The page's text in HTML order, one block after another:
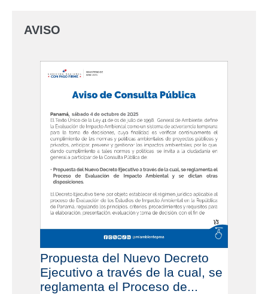
AVISO
Propuesta del Nuevo Decreto
Ejecutivo a través de la cual, se
reglamenta el Proceso de...